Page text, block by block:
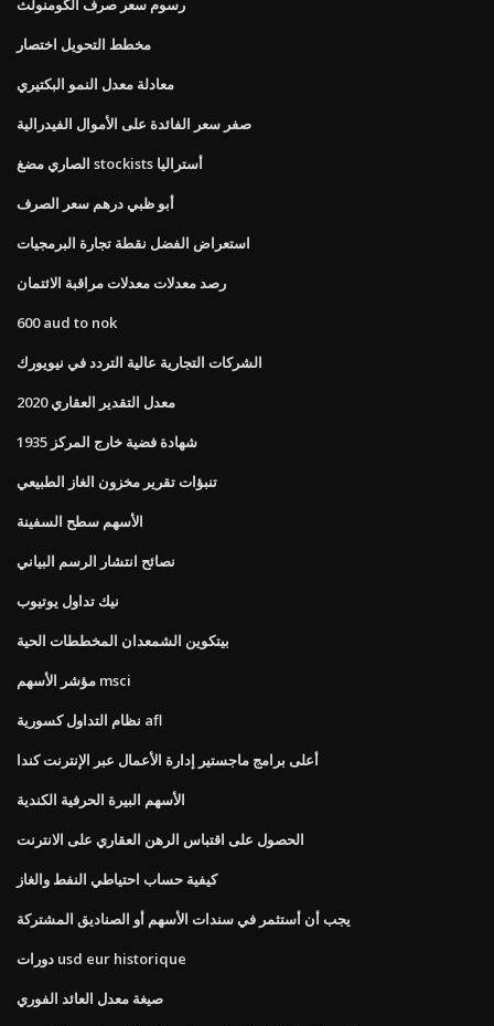
رسوم سعر صرف الكومنولث
مخطط التحويل اختصار
معادلة معدل النمو البكتيري
صفر سعر الفائدة على الأموال الفيدرالية
الصاري مضغ stockists أستراليا
أبو ظبي درهم سعر الصرف
استعراض الفضل نقطة تجارة البرمجيات
رصد معدلات معدلات مراقبة الائتمان
600 aud to nok
الشركات التجارية عالية التردد في نيويورك
معدل التقدير العقاري 2020
1935 شهادة فضية خارج المركز
تنبؤات تقرير مخزون الغاز الطبيعي
الأسهم سطح السفينة
نصائح انتشار الرسم البياني
نيك تداول يوتيوب
بيتكوين الشمعدان المخططات الحية
مؤشر الأسهم msci
نظام التداول كسورية afl
أعلى برامج ماجستير إدارة الأعمال عبر الإنترنت كندا
الأسهم البيرة الحرفية الكندية
الحصول على اقتباس الرهن العقاري على الانترنت
كيفية حساب احتياطي النفط والغاز
يجب أن أستثمر في سندات الأسهم أو الصناديق المشتركة
دورات usd eur historique
صيغة معدل العائد الفوري